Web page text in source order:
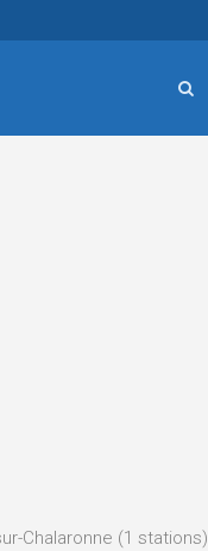
Chalaronne (1 stations)